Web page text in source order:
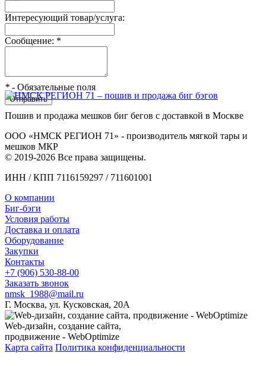
Интересующий товар/услуга:
Сообщение: *
* - Обязательные поля
Отправить
Пошив и продажа мешков биг бегов с доставкой в Москве
ООО «НМСК РЕГИОН 71» - производитель мягкой тары и
мешков МКР
© 2019-2026 Все права защищены.
ИНН / КПП 7116159297 / 711601001
О компании
Биг-бэги
Условия работы
Доставка и оплата
Оборудование
Закупки
Контакты
+7 (906) 530-88-00
Заказать звонок
nmsk_1988@mail.ru
Г. Москва, ул. Кусковская, 20А
Web-дизайн, создание сайта,
продвижение - WebOptimize
Карта сайта Политика конфиденциальности